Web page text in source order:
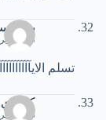
بنات
13 سبتمبر، 2013 | 8:28 م
تسلم
كلباوي
16 سبتمبر، 2013 | 9:05 م